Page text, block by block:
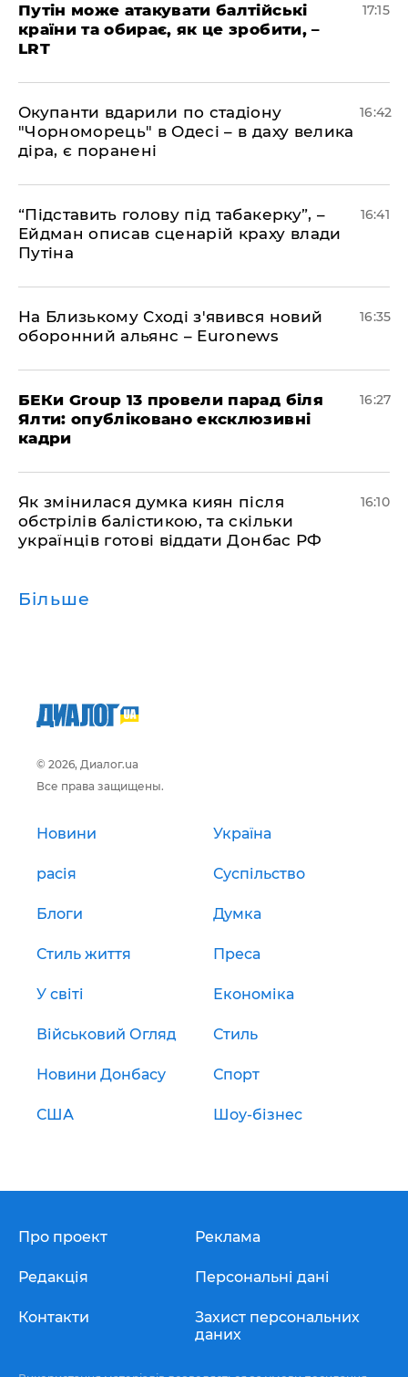
​Путін може атакувати балтійські
країни та обирає, як це зробити, –
LRT
17:15
​Окупанти вдарили по стадіону
"Чорноморець" в Одесі – в даху велика
діра, є поранені
16:42
​“Підставить голову під табакерку”, –
Ейдман описав сценарій краху влади
Путіна
16:41
На Близькому Сході з'явився новий
оборонний альянс – Euronews
16:35
БЕКи Group 13 провели парад біля
Ялти: опубліковано ексклюзивні
кадри
16:27
Як змінилася думка киян після
обстрілів балістикою, та скільки
українців готові віддати Донбас РФ
16:10
Більше
© 2026, Диалог.ua
Все права защищены.
Новини Україна
расія Суспільство
Блоги Думка
Стиль життя Преса
У світі Економіка
Військовий Огляд Стиль
Новини Донбасу Спорт
США Шоу-бізнес
Про проект
Редакція
Контакти
Реклама
Персональні дані
Захист персональних
даних